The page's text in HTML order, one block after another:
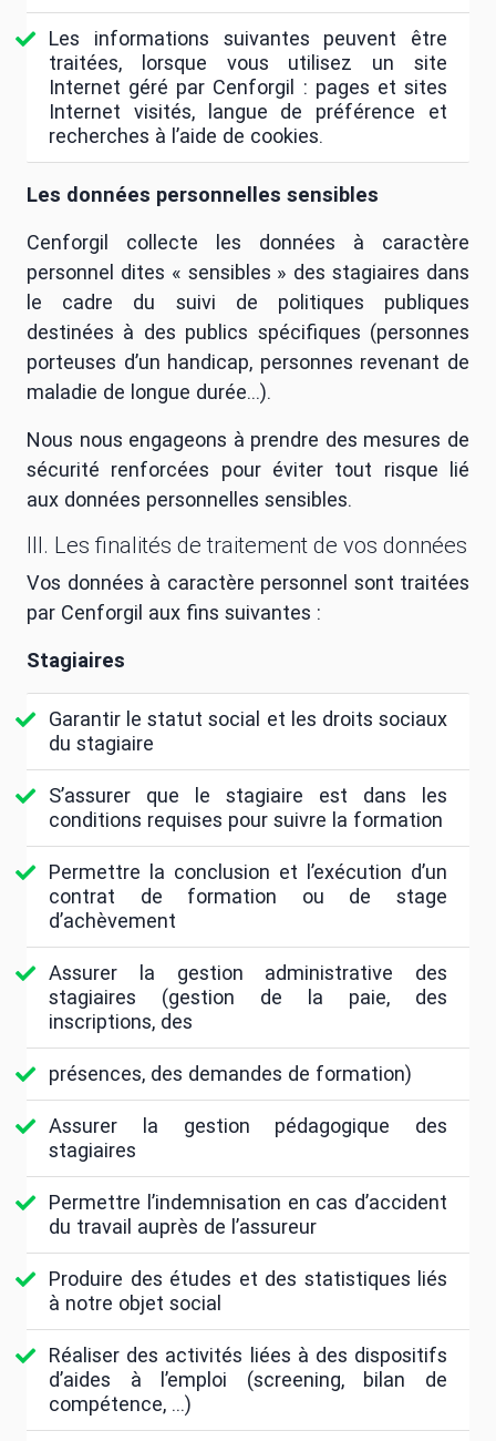
Les informations suivantes peuvent être
traitées, lorsque vous utilisez un site
Internet géré par Cenforgil : pages et sites
Internet visités, langue de préférence et
recherches à l’aide de cookies.
Les données personnelles sensibles
Cenforgil collecte les données à caractère
personnel dites « sensibles » des stagiaires dans
le cadre du suivi de politiques publiques
destinées à des publics spécifiques (personnes
porteuses d’un handicap, personnes revenant de
maladie de longue durée...).
Nous nous engageons à prendre des mesures de
sécurité renforcées pour éviter tout risque lié
aux données personnelles sensibles.
III. Les finalités de traitement de vos données
Vos données à caractère personnel sont traitées
par Cenforgil aux fins suivantes :
Stagiaires
Garantir le statut social et les droits sociaux
du stagiaire
S’assurer que le stagiaire est dans les
conditions requises pour suivre la formation
Permettre la conclusion et l’exécution d’un
contrat de formation ou de stage
d’achèvement
Assurer la gestion administrative des
stagiaires (gestion de la paie, des
inscriptions, des
présences, des demandes de formation)
Assurer la gestion pédagogique des
stagiaires
Permettre l’indemnisation en cas d’accident
du travail auprès de l’assureur
Produire des études et des statistiques liés
à notre objet social
Réaliser des activités liées à des dispositifs
d’aides à l’emploi (screening, bilan de
compétence, …)